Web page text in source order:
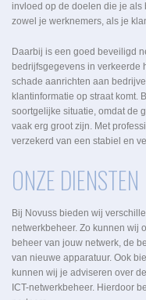
invloed op de doelen die je
zowel je werknemers, als je
Daarbij is een goed beveiligd
bedrijfsgegevens in verkeerde
schade aanrichten aan
klantinformatie op straat komt.
soortgelijke situatie, omdat de
vaak erg groot zijn. Met
verzekerd van een stabiel en
ONZE DIENSTEN
Bij Novuss bieden wij
netwerkbeheer. Zo kunnen wij
beheer van jouw netwerk, de
van nieuwe apparatuur. Ook
kunnen wij je adviseren over
ICT-netwerkbeheer. Hierdoor